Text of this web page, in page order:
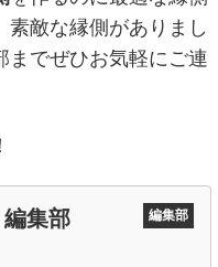
敵な縁側がありまし
までぜひお気軽にご連
集部 編集部